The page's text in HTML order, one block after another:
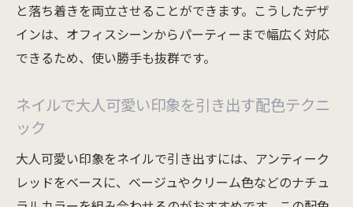
と落ち着きを両立させることができます。こうしたデザ
インは、オフィスシーンからパーティーまで幅広く対応
できるため、使い勝手も抜群です。
ネイルで大人可愛い印象を引き出す配色テクニ
ック
大人可愛い印象をネイルで引き出すには、アンティーク
レッドをベースに、ベージュやクリーム色などのナチュ